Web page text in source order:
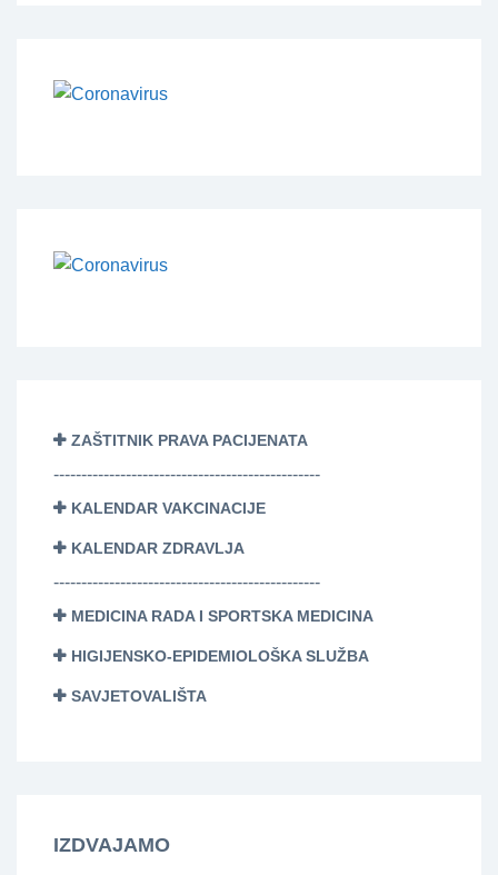
ZAŠTITNIK PRAVA PACIJENATA
------------------------------------------------
KALENDAR VAKCINACIJE
KALENDAR ZDRAVLJA
------------------------------------------------
MEDICINA RADA I SPORTSKA MEDICINA
HIGIJENSKO-EPIDEMIOLOŠKA SLUŽBA
SAVJETOVALIŠTA
IZDVAJAMO